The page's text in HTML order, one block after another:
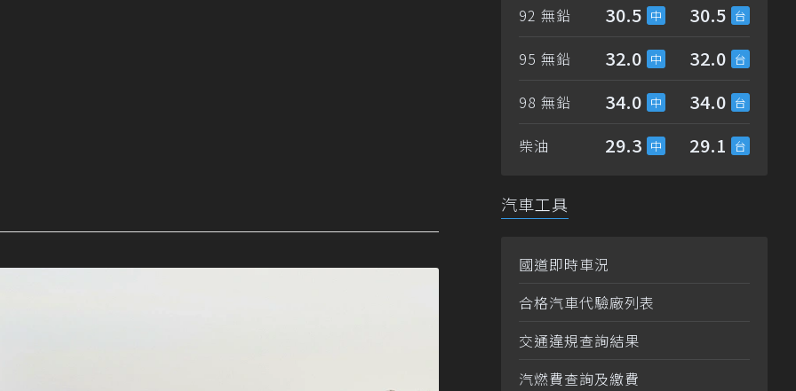
92 無鉛 30.5 30.5
95 無鉛 32.0 32.0
98 無鉛 34.0 34.0
柴油 29.3 29.1
汽車工具
國道即時車況
合格汽車代驗廠列表
交通違規查詢結果
汽燃費查詢及繳費